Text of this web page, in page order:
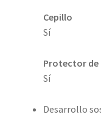
Cepillo
Sí
Protector de
Sí
Desarrollo